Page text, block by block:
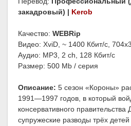
закадровый) | Kerob
Качество: WEBRip
Видео: XviD, ~ 1400 Кбит/с,
Аудио: MP3, 2 ch, 128 Кбит/с
Размер: 500 Mb / серия
Описание: 5 сезон «Короны»
1991—1997 годов, в который
консервативного
супружеские разводы трёх